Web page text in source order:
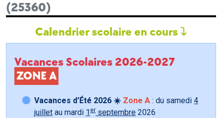
(25360)
Calendrier scolaire en cours
Vacances Scolaires 2026-2027
ZONE A
Vacances d’Été 2026 ☀️ Zone A : du samedi 4
juillet au mardi 1 er septembre 2026